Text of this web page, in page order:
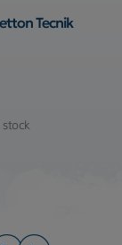
Tecnik